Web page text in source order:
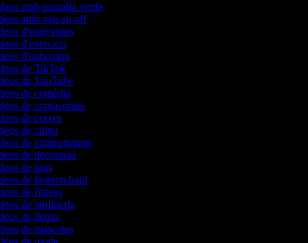
amb pantalla verda
amb veu en off
d'entrevistes
d'exercicis
d'unboxing
de TikTok
de YouTube
de comèdia
de contacontes
de cotxes
de cuina
de curtmetratges
de decoració
de fans
de fashion haul
de fitness
de jardineria
de lletres
de mascotes